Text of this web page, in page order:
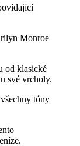
Monroe
od klasické
své vrcholy.
tóny